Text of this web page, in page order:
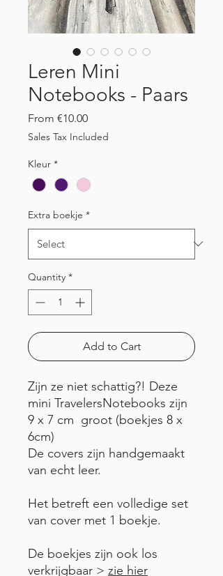
Leren Mini
Notebooks - Paars
From €10.00Sale
Price
Sales Tax Included
Kleur *
Extra boekje *
Quantity *
Add to Cart
Zijn ze niet schattig?! Deze
mini TravelersNotebooks zijn
9 x 7 cm groot (boekjes 8 x
6cm)
De covers zijn handgemaakt
van echt leer.
Het betreft een volledige set
van cover met 1 boekje.
De boekjes zijn ook los
verkrijgbaar > zie hier